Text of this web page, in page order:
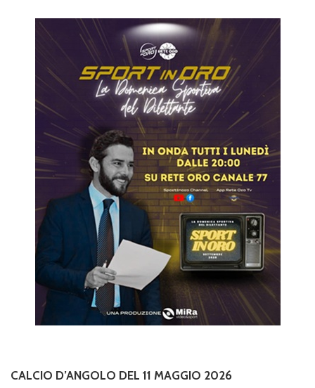
CALCIO D’ANGOLO DEL 11 MAGGIO 2026